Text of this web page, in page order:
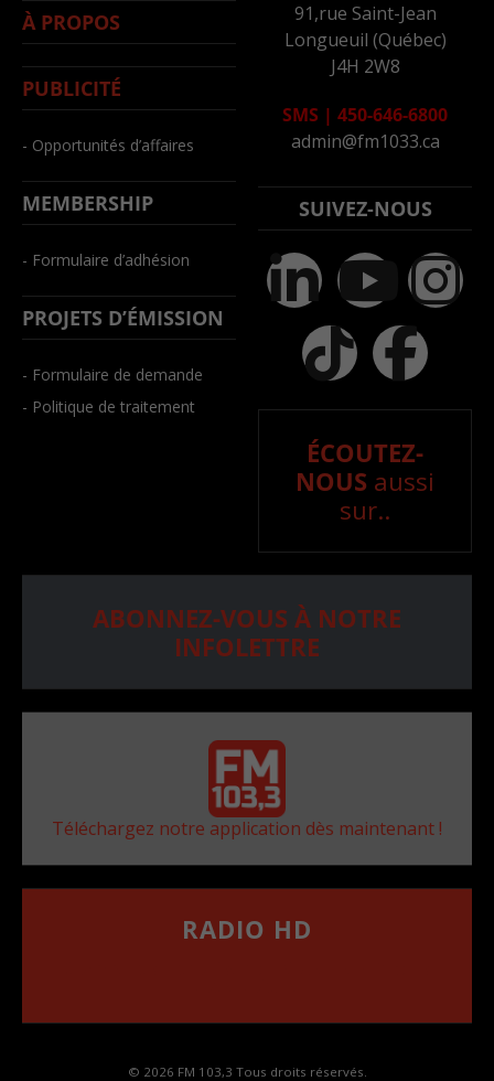
À PROPOS
PUBLICITÉ
- Opportunités d’affaires
MEMBERSHIP
- Formulaire d’adhésion
PROJETS D’ÉMISSION
- Formulaire de demande
- Politique de traitement
91,rue Saint-Jean
Longueuil (Québec)
J4H 2W8
SMS | 450-646-6800
admin@fm1033.ca
SUIVEZ-NOUS
ÉCOUTEZ-
NOUS aussi
sur..
ABONNEZ-VOUS À NOTRE
INFOLETTRE
Téléchargez notre application dès maintenant !
RADIO HD
© 2026 FM 103,3 Tous droits réservés.